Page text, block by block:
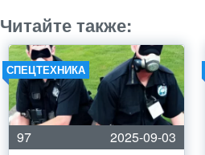
Читайте также:
СПЕЦТЕХНИКА
97
2025-09-03